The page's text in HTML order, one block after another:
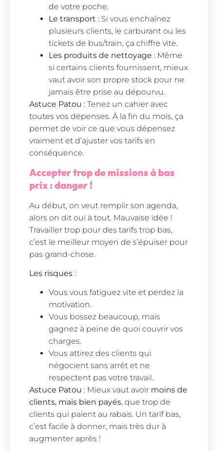
de votre poche.
Le transport : Si vous enchaînez
plusieurs clients, le carburant ou les
tickets de bus/train, ça chiffre vite.
Les produits de nettoyage : Même
si certains clients fournissent, mieux
vaut avoir son propre stock pour ne
jamais être prise au dépourvu.
Astuce Patou : Tenez un cahier avec
toutes vos dépenses. À la fin du mois, ça
permet de voir ce que vous dépensez
vraiment et d’ajuster vos tarifs en
conséquence.
Accepter trop de missions à bas
prix : danger !
Au début, on veut remplir son agenda,
alors on dit oui à tout. Mauvaise idée !
Travailler trop pour des tarifs trop bas,
c’est le meilleur moyen de s’épuiser pour
pas grand-chose.
Les risques :
Vous vous fatiguez vite et perdez la
motivation.
Vous bossez beaucoup, mais
gagnez à peine de quoi couvrir vos
charges.
Vous attirez des clients qui
négocient sans arrêt et ne
respectent pas votre travail.
Astuce Patou : Mieux vaut avoir moins de
clients, mais bien payés, que trop de
clients qui paient au rabais. Un tarif bas,
c’est facile à donner, mais très dur à
augmenter après !